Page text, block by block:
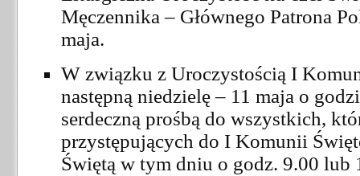
Męczennika – Głównego Patrona
maja.
W związku z Uroczystością I
następną niedzielę – 11 maja o
serdeczną prośbą do wszystkich,
przystępujących do I Komunii
Świętą w tym dniu o godz. 9.00 lub